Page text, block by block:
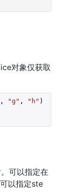
对象仅获取
, "g" , "h" )
可以指定在
以指定ste